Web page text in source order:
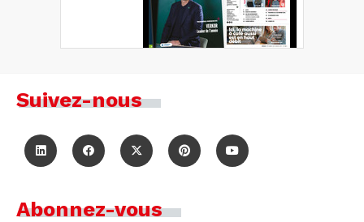
Suivez-nous
Abonnez-vous